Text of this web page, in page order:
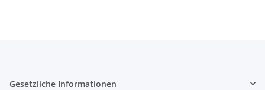
Gesetzliche Informationen